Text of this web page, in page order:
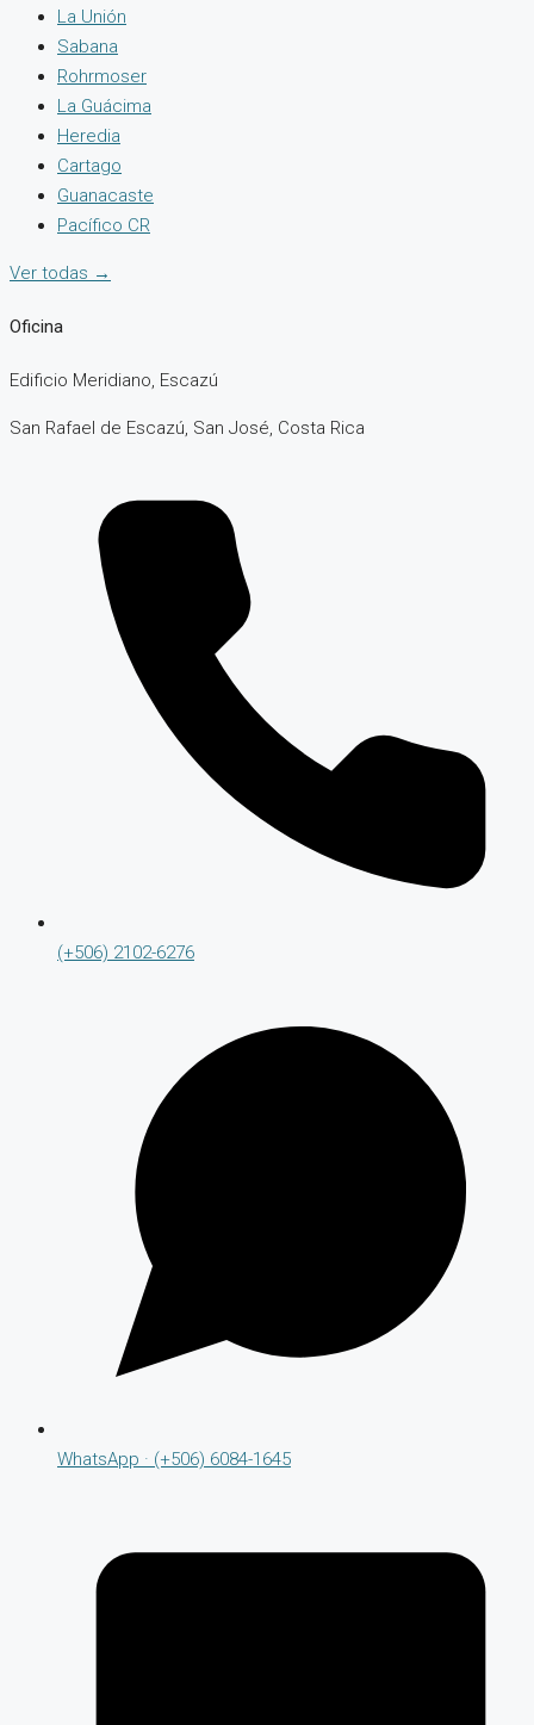
La Unión
Sabana
Rohrmoser
La Guácima
Heredia
Cartago
Guanacaste
Pacífico CR
Ver todas →
Oficina
Edificio Meridiano, Escazú
San Rafael de Escazú, San José, Costa Rica
(+506) 2102-6276
WhatsApp · (+506) 6084-1645